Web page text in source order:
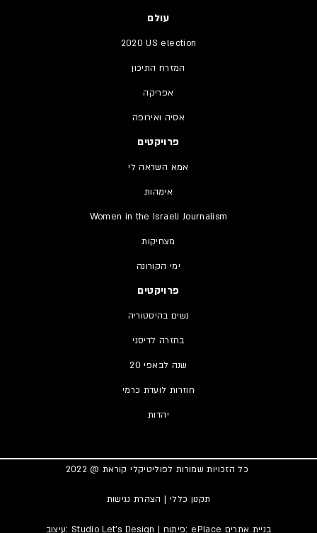
עולם
2020 US election
המזרח התיכון
אפריקה
אסיה ואירופה
פרויקטים
אמא השראה לי
אימהות
Women in the Israeli Journalism
מצחיקות
ימי הקורונה
פרויקטים
נשים בהיסטוריה
בחזרה לדיסני
20 שנה לבאפי
חוזרות לועדת כרמי
יהדות
תקנון כללי | הצהרת נגישות
עיצוב: Studio Let’s Design | פיתוח: ePlace בניית אתרים